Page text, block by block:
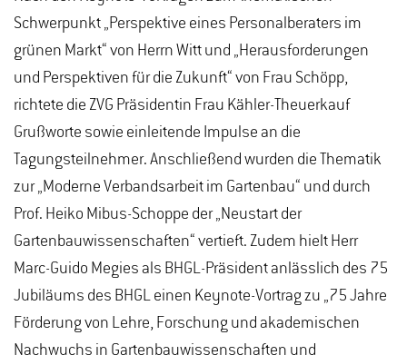
Schwerpunkt „Perspektive eines Personalberaters im
grünen Markt“ von Herrn Witt und „Herausforderungen
und Perspektiven für die Zukunft“ von Frau Schöpp,
richtete die ZVG Präsidentin Frau Kähler-Theuerkauf
Grußworte sowie einleitende Impulse an die
Tagungsteilnehmer. Anschließend wurden die Thematik
zur „Moderne Verbandsarbeit im Gartenbau“ und durch
Prof. Heiko Mibus-Schoppe der „Neustart der
Gartenbauwissenschaften“ vertieft. Zudem hielt Herr
Marc-Guido Megies als BHGL-Präsident anlässlich des 75
Jubiläums des BHGL einen Keynote-Vortrag zu „75 Jahre
Förderung von Lehre, Forschung und akademischen
Nachwuchs in Gartenbauwissenschaften und